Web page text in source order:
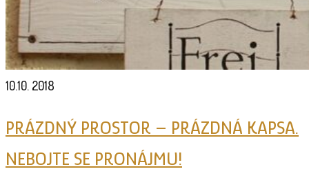
10.10. 2018
PRÁZDNÝ PROSTOR – PRÁZDNÁ KAPSA.
NEBOJTE SE PRONÁJMU!